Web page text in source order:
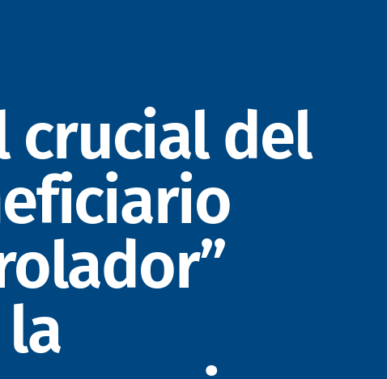
crucial del